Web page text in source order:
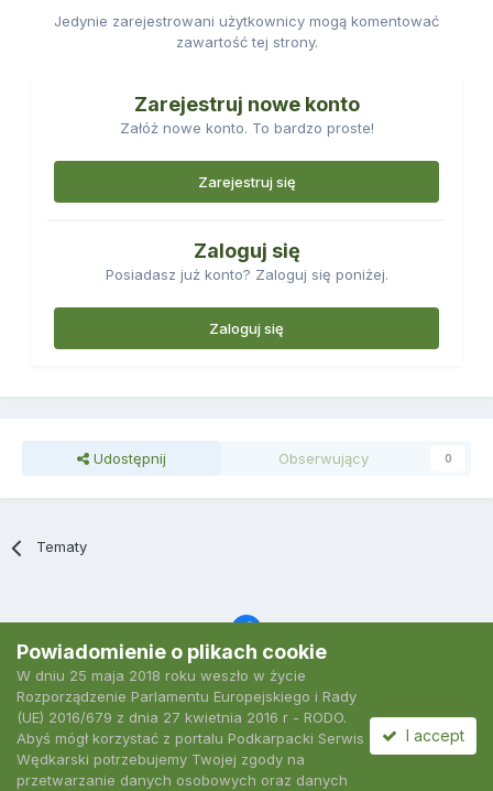
Jedynie zarejestrowani użytkownicy mogą komentować
zawartość tej strony.
Zarejestruj nowe konto
Załóż nowe konto. To bardzo proste!
Zarejestruj się
Zaloguj się
Posiadasz już konto? Zaloguj się poniżej.
Zaloguj się
Udostępnij Obserwujący 0
Tematy
Język Polityka prywatności Kontakt
2007-2026 Podkarpacki Serwis Wędkarski
Powiadomienie o plikach cookie
W dniu 25 maja 2018 roku weszło w życie
Rozporządzenie Parlamentu Europejskiego i Rady
(UE) 2016/679 z dnia 27 kwietnia 2016 r - RODO.
Abyś mógł korzystać z portalu Podkarpacki Serwis
Wędkarski potrzebujemy Twojej zgody na
przetwarzanie danych osobowych oraz danych
I accept